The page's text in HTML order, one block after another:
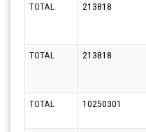
TOTAL
213818
TOTAL 213818
TOTAL 10250301